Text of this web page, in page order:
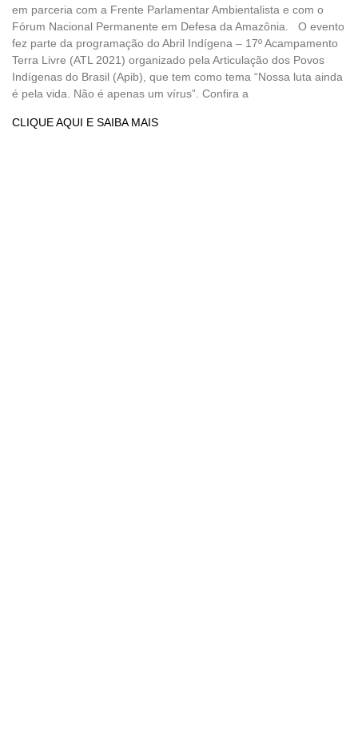
em parceria com a Frente Parlamentar Ambientalista e com o
Fórum Nacional Permanente em Defesa da Amazônia. O evento
fez parte da programação do Abril Indígena – 17º Acampamento
Terra Livre (ATL 2021) organizado pela Articulação dos Povos
Indígenas do Brasil (Apib), que tem como tema “Nossa luta ainda
é pela vida. Não é apenas um vírus”. Confira a
CLIQUE AQUI E SAIBA MAIS